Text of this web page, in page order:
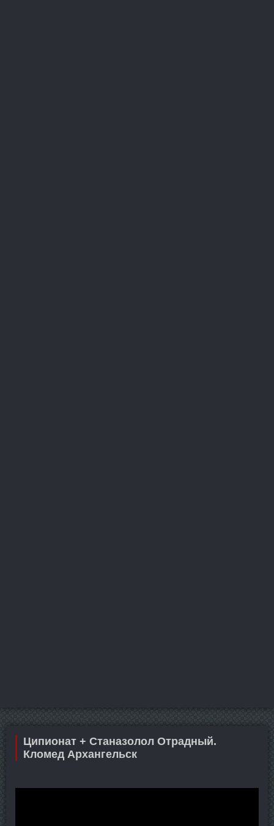
Ципионат + Станазолол Отрадный.
Кломед Архангельск